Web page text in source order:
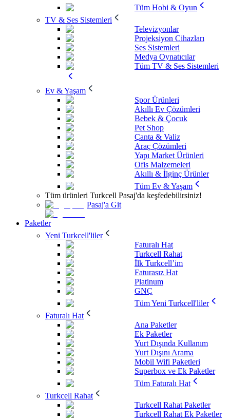
Tüm Hobi & Oyun
TV & Ses Sistemleri
Televizyonlar
Projeksiyon Cihazları
Ses Sistemleri
Medya Oynatıcılar
Tüm TV & Ses Sistemleri
Ev & Yaşam
Spor Ürünleri
Akıllı Ev Çözümleri
Bebek & Çocuk
Pet Shop
Çanta & Valiz
Araç Çözümleri
Yapı Market Ürünleri
Ofis Malzemeleri
Akıllı & İlginç Ürünler
Tüm Ev & Yaşam
Tüm ürünleri Turkcell Pasaj'da keşfedebilirsiniz!
Pasaj'a Git
Paketler
Yeni Turkcell'liler
Faturalı Hat
Turkcell Rahat
İlk Turkcell’im
Faturasız Hat
Platinum
GNÇ
Tüm Yeni Turkcell'liler
Faturalı Hat
Ana Paketler
Ek Paketler
Yurt Dışında Kullanım
Yurt Dışını Arama
Mobil Wifi Paketleri
Superbox ve Ek Paketler
Tüm Faturalı Hat
Turkcell Rahat
Turkcell Rahat Paketler
Turkcell Rahat Ek Paketler